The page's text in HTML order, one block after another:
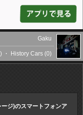
Gaku
・ History Cars (0)
ジ)のスマートフォンア